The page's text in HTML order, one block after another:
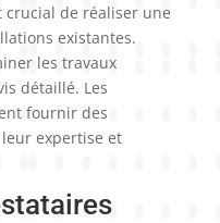
de réaliser une
existantes.
les travaux
détaillé. Les
fournir des
expertise et